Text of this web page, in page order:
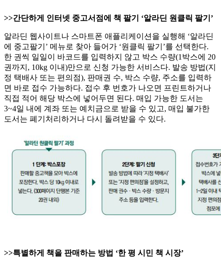
>>간단하게 인터넷 중고서점에 책 팔기 ‘알라딘 원클릭 팔기’
알라딘 웹사이트나 스마트폰 애플리케이션을 실행해 ‘알라딘
에 중고팔기’ 메뉴로 찾아 들어가 ‘원클릭 팔기’를 선택한다.
한 권씩 일일이 바코드를 입력하지 않고 박스 수량(1박스에 20
권까지, 10kg 이내)만으로 신청 가능한 서비스다. 발송 방법(지
정 택배사 또는 편의점), 판매권 수, 박스 수량, 주소를 입력하
면 바로 접수 가능하다. 접수 후 번호가 나오면 프린트하거나
직접 적어 해당 박스에 넣어두면 된다. 매입 가능한 도서는
3~4일 내에 계좌 또는 예치금으로 받을 수 있고, 매입 불가한
도서는 폐기처리하거나 다시 돌려받을 수 있다.
>>특별하게 책을 판매하는 방법 ‘한 평 시민 책 시장’